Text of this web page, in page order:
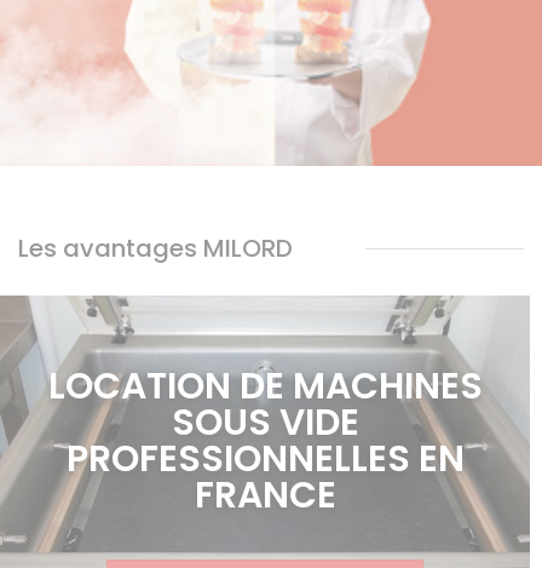
Les avantages MILORD
LOCATION DE MACHINES
SOUS VIDE
PROFESSIONNELLES EN
FRANCE